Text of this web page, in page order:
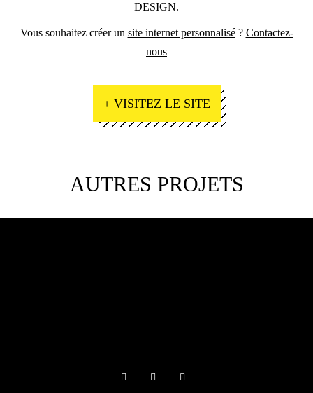
DESIGN.
Vous souhaitez créer un site internet personnalisé? Contactez-
nous
+ VISITEZ LE SITE
AUTRES PROJETS